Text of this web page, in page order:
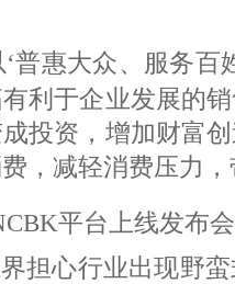
普惠大众、服务百
利于企业发展的
投资，增加财富
，减轻消费压力
平台上线发布
担心行业出现野